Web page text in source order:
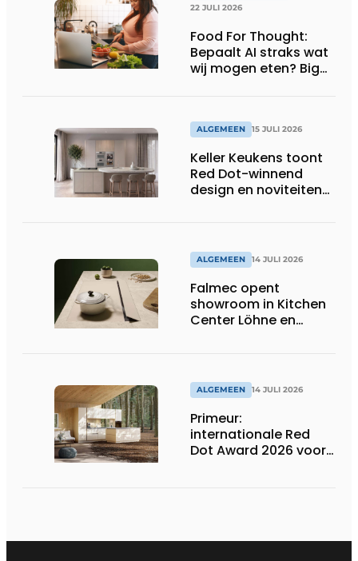
22 JULI 2026
Food For Thought:
Bepaalt AI straks wat
wij mogen eten? Big
ALGEMEEN 15 JULI 2026
Keller Keukens toont
Red Dot-winnend
design en noviteiten
ALGEMEEN 14 JULI 2026
Falmec opent
showroom in Kitchen
Center Löhne en
ALGEMEEN 14 JULI 2026
Primeur:
internationale Red
Dot Award 2026 voor